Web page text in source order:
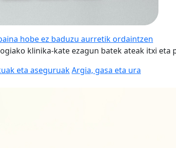
hobe ez baduzu aurretik ordaintzen
klinika-kate ezagun batek ateak itxi eta
eta aseguruakArgia, gasa eta ura